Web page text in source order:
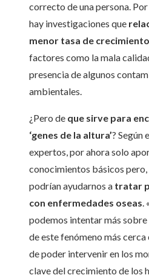
correcto de una persona.
hay investigaciones que
menor tasa de crecimiento
factores como la mala
presencia de algunos
ambientales.
¿Pero de que sirve para
‘genes de la altura’? Según
expertos, por ahora solo
conocimientos básicos pero,
podrían ayudarnos a tratar
con enfermedades oseas.
podemos intentar más
de este fenómeno más cerca
de poder intervenir en los
clave del crecimiento de los